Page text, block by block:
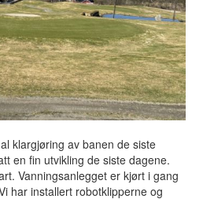
klargjøring av banen de siste
en fin utvikling de siste dagene.
Vanningsanlegget er kjørt i gang
har installert robotklipperne og